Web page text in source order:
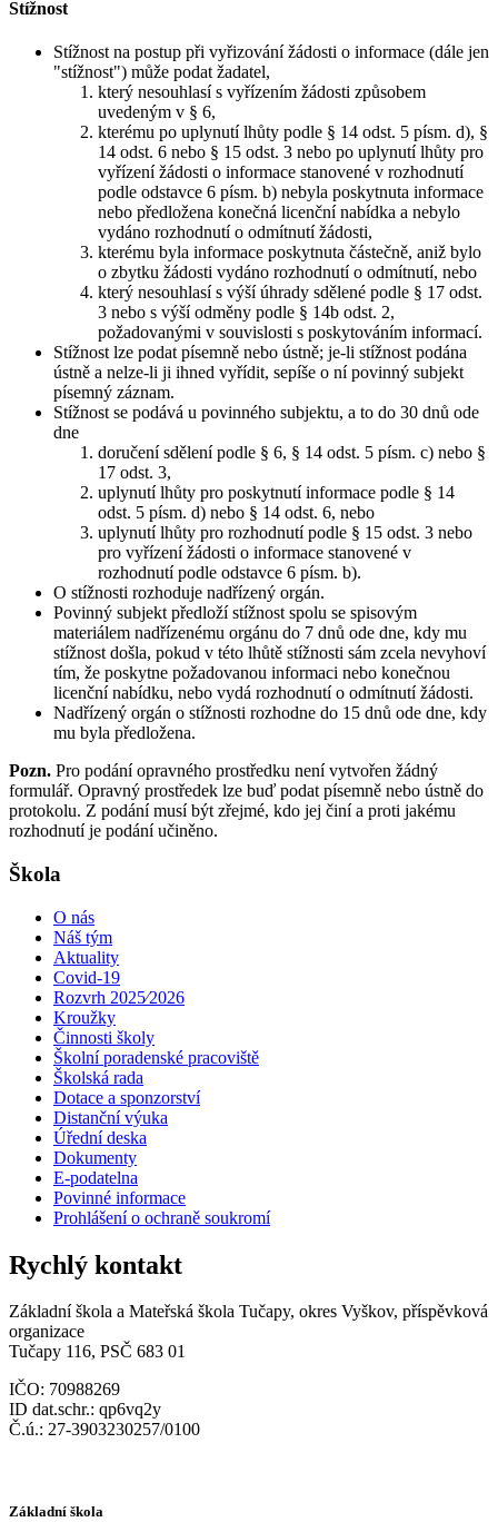
Stížnost
Stížnost na postup při vyřizování žádosti o informace (dále jen
"stížnost") může podat žadatel,
který nesouhlasí s vyřízením žádosti způsobem
uvedeným v § 6,
kterému po uplynutí lhůty podle § 14 odst. 5 písm. d), §
14 odst. 6 nebo § 15 odst. 3 nebo po uplynutí lhůty pro
vyřízení žádosti o informace stanovené v rozhodnutí
podle odstavce 6 písm. b) nebyla poskytnuta informace
nebo předložena konečná licenční nabídka a nebylo
vydáno rozhodnutí o odmítnutí žádosti,
kterému byla informace poskytnuta částečně, aniž bylo
o zbytku žádosti vydáno rozhodnutí o odmítnutí, nebo
který nesouhlasí s výší úhrady sdělené podle § 17 odst.
3 nebo s výší odměny podle § 14b odst. 2,
požadovanými v souvislosti s poskytováním informací.
Stížnost lze podat písemně nebo ústně; je-li stížnost podána
ústně a nelze-li ji ihned vyřídit, sepíše o ní povinný subjekt
písemný záznam.
Stížnost se podává u povinného subjektu, a to do 30 dnů ode
dne
doručení sdělení podle § 6, § 14 odst. 5 písm. c) nebo §
17 odst. 3,
uplynutí lhůty pro poskytnutí informace podle § 14
odst. 5 písm. d) nebo § 14 odst. 6, nebo
uplynutí lhůty pro rozhodnutí podle § 15 odst. 3 nebo
pro vyřízení žádosti o informace stanovené v
rozhodnutí podle odstavce 6 písm. b).
O stížnosti rozhoduje nadřízený orgán.
Povinný subjekt předloží stížnost spolu se spisovým
materiálem nadřízenému orgánu do 7 dnů ode dne, kdy mu
stížnost došla, pokud v této lhůtě stížnosti sám zcela nevyhoví
tím, že poskytne požadovanou informaci nebo konečnou
licenční nabídku, nebo vydá rozhodnutí o odmítnutí žádosti.
Nadřízený orgán o stížnosti rozhodne do 15 dnů ode dne, kdy
mu byla předložena.
Pozn. Pro podání opravného prostředku není vytvořen žádný
formulář. Opravný prostředek lze buď podat písemně nebo ústně do
protokolu. Z podání musí být zřejmé, kdo jej činí a proti jakému
rozhodnutí je podání učiněno.
Škola
O nás
Náš tým
Aktuality
Covid-19
Rozvrh 2025⁄2026
Kroužky
Činnosti školy
Školní poradenské pracoviště
Školská rada
Dotace a sponzorství
Distanční výuka
Úřední deska
Dokumenty
E-podatelna
Povinné informace
Prohlášení o ochraně soukromí
Rychlý kontakt
Základní škola a Mateřská škola Tučapy, okres Vyškov, příspěvková
organizace
Tučapy 116, PSČ 683 01
IČO: 70988269
ID dat.schr.: qp6vq2y
Č.ú.: 27-3903230257/0100
Základní škola